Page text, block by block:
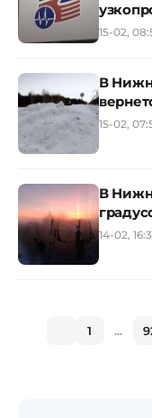
15-02,
В
15-02,
В
14-02,
1 ...